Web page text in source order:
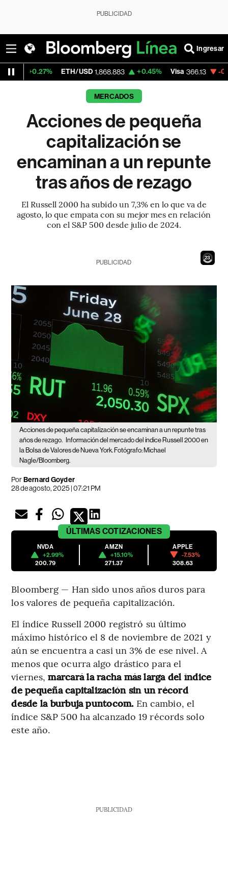
PUBLICIDAD
Ingresar
ETH/USD 1,868.883 +0.45% Visa 366.13 -0.04%
MERCADOS
Acciones de pequeña
capitalización se
encaminan a un repunte
tras años de rezago
El Russell 2000 ha subido un 7,3% en lo que va de
agosto, lo que empata con su mejor mes en relación
con el S&P 500 desde julio de 2024.
21
PUBLICIDAD
Acciones de pequeña capitalización se encaminan a un repunte tras
años de rezago. Información del mercado del índice Russell 2000 en
la Bolsa de Valores de Nueva York. Fotógrafo: Michael
Nagle/Bloomberg.
PorBernard Goyder
28 de agosto, 2025 | 07:21 PM
ÚLTIMAS COTIZACIONES
NVDA
+2.99%
200.79
AMZN
+15.10%
271.37
APPLE
-7.53%
308.63
Bloomberg — Han sido unos años duros para
los valores de pequeña capitalización.
El índice Russell 2000 registró su último
máximo histórico el 8 de noviembre de 2021 y
aún se encuentra a casi un 3% de ese nivel. A
menos que ocurra algo drástico para el
viernes, marcará la racha más larga del índice
de pequeña capitalización sin un récord
desde la burbuja puntocom. En cambio, el
índice S&P 500 ha alcanzado 19 récords solo
este año.
PUBLICIDAD